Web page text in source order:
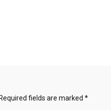
Required fields are marked *